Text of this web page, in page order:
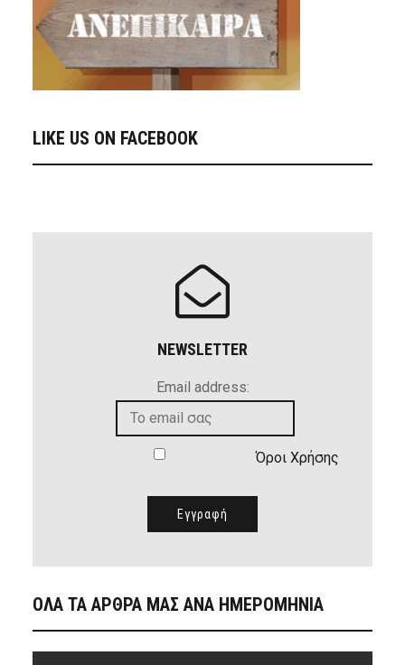
LIKE US ON FACEBOOK
NEWSLETTER
Email address:
Όροι Χρήσης
ΟΛΑ ΤΑ ΑΡΘΡΑ ΜΑΣ ΑΝΑ ΗΜΕΡΟΜΗΝΙΑ